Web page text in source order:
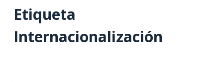
Etiqueta
Internacionalización